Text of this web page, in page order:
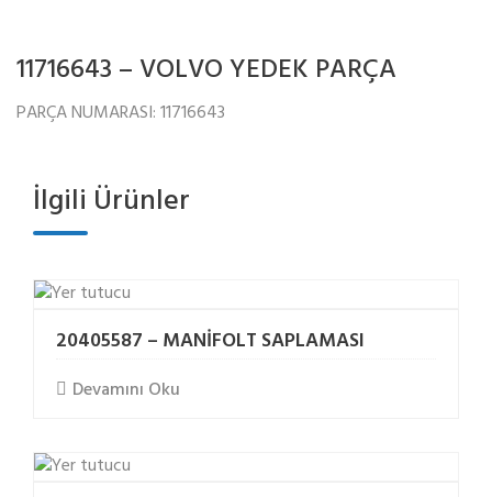
11716643 – VOLVO YEDEK PARÇA
PARÇA NUMARASI: 11716643
İlgili Ürünler
20405587 – MANİFOLT SAPLAMASI
Devamını Oku